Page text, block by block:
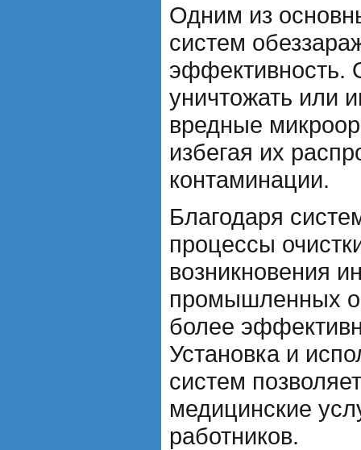
Одним из
систем
эффективность.
уничтожать или
вредные
избегая их
контаминации.
Благодаря
процессы
возникновения
промышленных
более
Установка и
систем
медицинские
работников.